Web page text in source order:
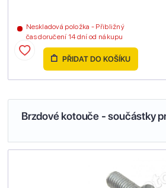
Neskladová položka - Přibližný
čas doručení 14 dní od nákupu
PŘIDAT DO KOŠÍKU
Brzdové kotouče - součástky